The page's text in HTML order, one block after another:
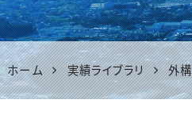
ホーム 実績ライブラリ 外